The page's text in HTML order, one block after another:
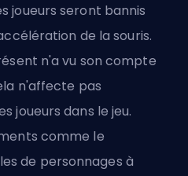
joueurs seront bannis
de la souris.
n'a vu son compte
n'affecte pas
joueurs dans le jeu.
comme le
de personnages à